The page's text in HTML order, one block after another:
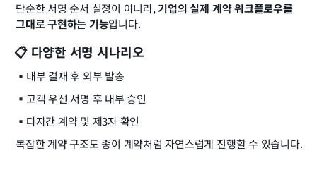
단순한 서명 순서 설정이 아니라, 기업의 실제 계약 워크플로우를
그대로 구현하는 기능입니다.
📋 다양한 서명 시나리오
▪️ 내부 결재 후 외부 발송
▪️ 고객 우선 서명 후 내부 승인
▪️ 다자간 계약 및 제3자 확인
복잡한 계약 구조도 종이 계약처럼 자연스럽게 진행할 수 있습니다.